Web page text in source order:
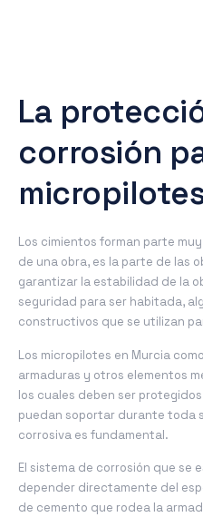
La
corrosión
Los cimientos forman parte
de una obra, es la parte de las
garantizar la estabilidad de la
seguridad para ser habitada,
constructivos que se utilizan
Los micropilotes en Murcia
armaduras y otros elementos
los cuales deben ser
puedan soportar durante toda
corrosiva es fundamental.
El sistema de corrosión que se
depender directamente del
de cemento que rodea la